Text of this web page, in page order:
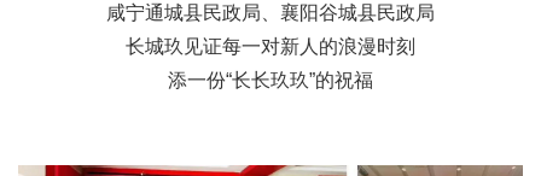
咸宁通城县民政局、襄阳谷城县民政局
长城玖见证每一对新人的浪漫时刻
添一份“长长玖玖”的祝福